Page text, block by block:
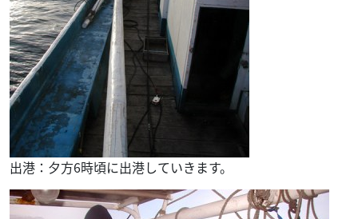
出港：夕方6時頃に出港していきます。